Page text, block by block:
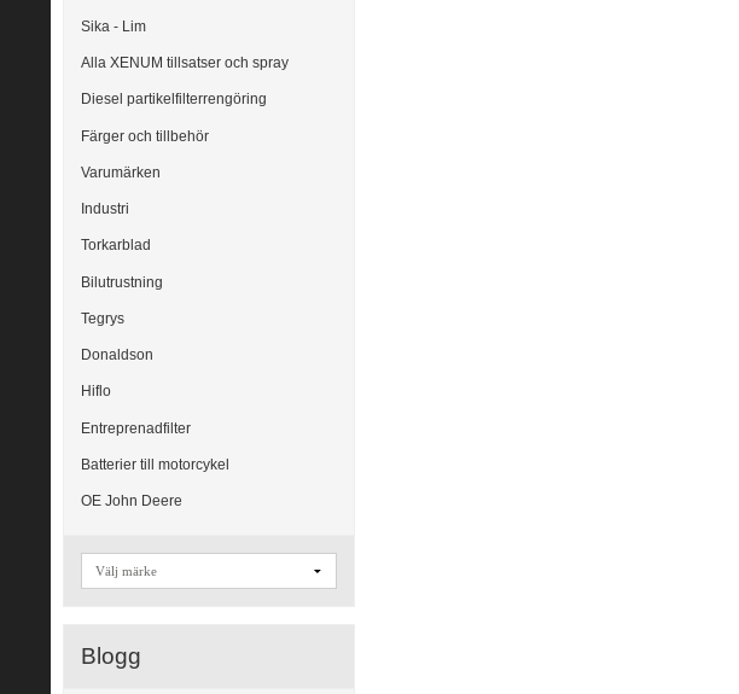
Sika - Lim
Alla XENUM tillsatser och spray
Diesel partikelfilterrengöring
Färger och tillbehör
Varumärken
Industri
Torkarblad
Bilutrustning
Tegrys
Donaldson
Hiflo
Entreprenadfilter
Batterier till motorcykel
OE John Deere
Blogg